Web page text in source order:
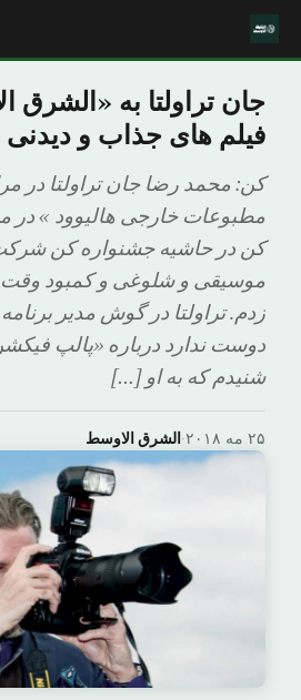
جان تراولتا به «الشرق
فیلم های جذاب و
کن: محمد رضا جان تراولتا در
مطبوعات خارجی هالیوود »
کن در حاشیه جشنواره کن
موسیقی و شلوغی و کمبود
زدم. تراولتا در گوش مدیر
دوست ندارد درباره «پالپ
شنیدم که به او […]
الشرق الاوسط· ۲۵ مه ۲۰۱۸